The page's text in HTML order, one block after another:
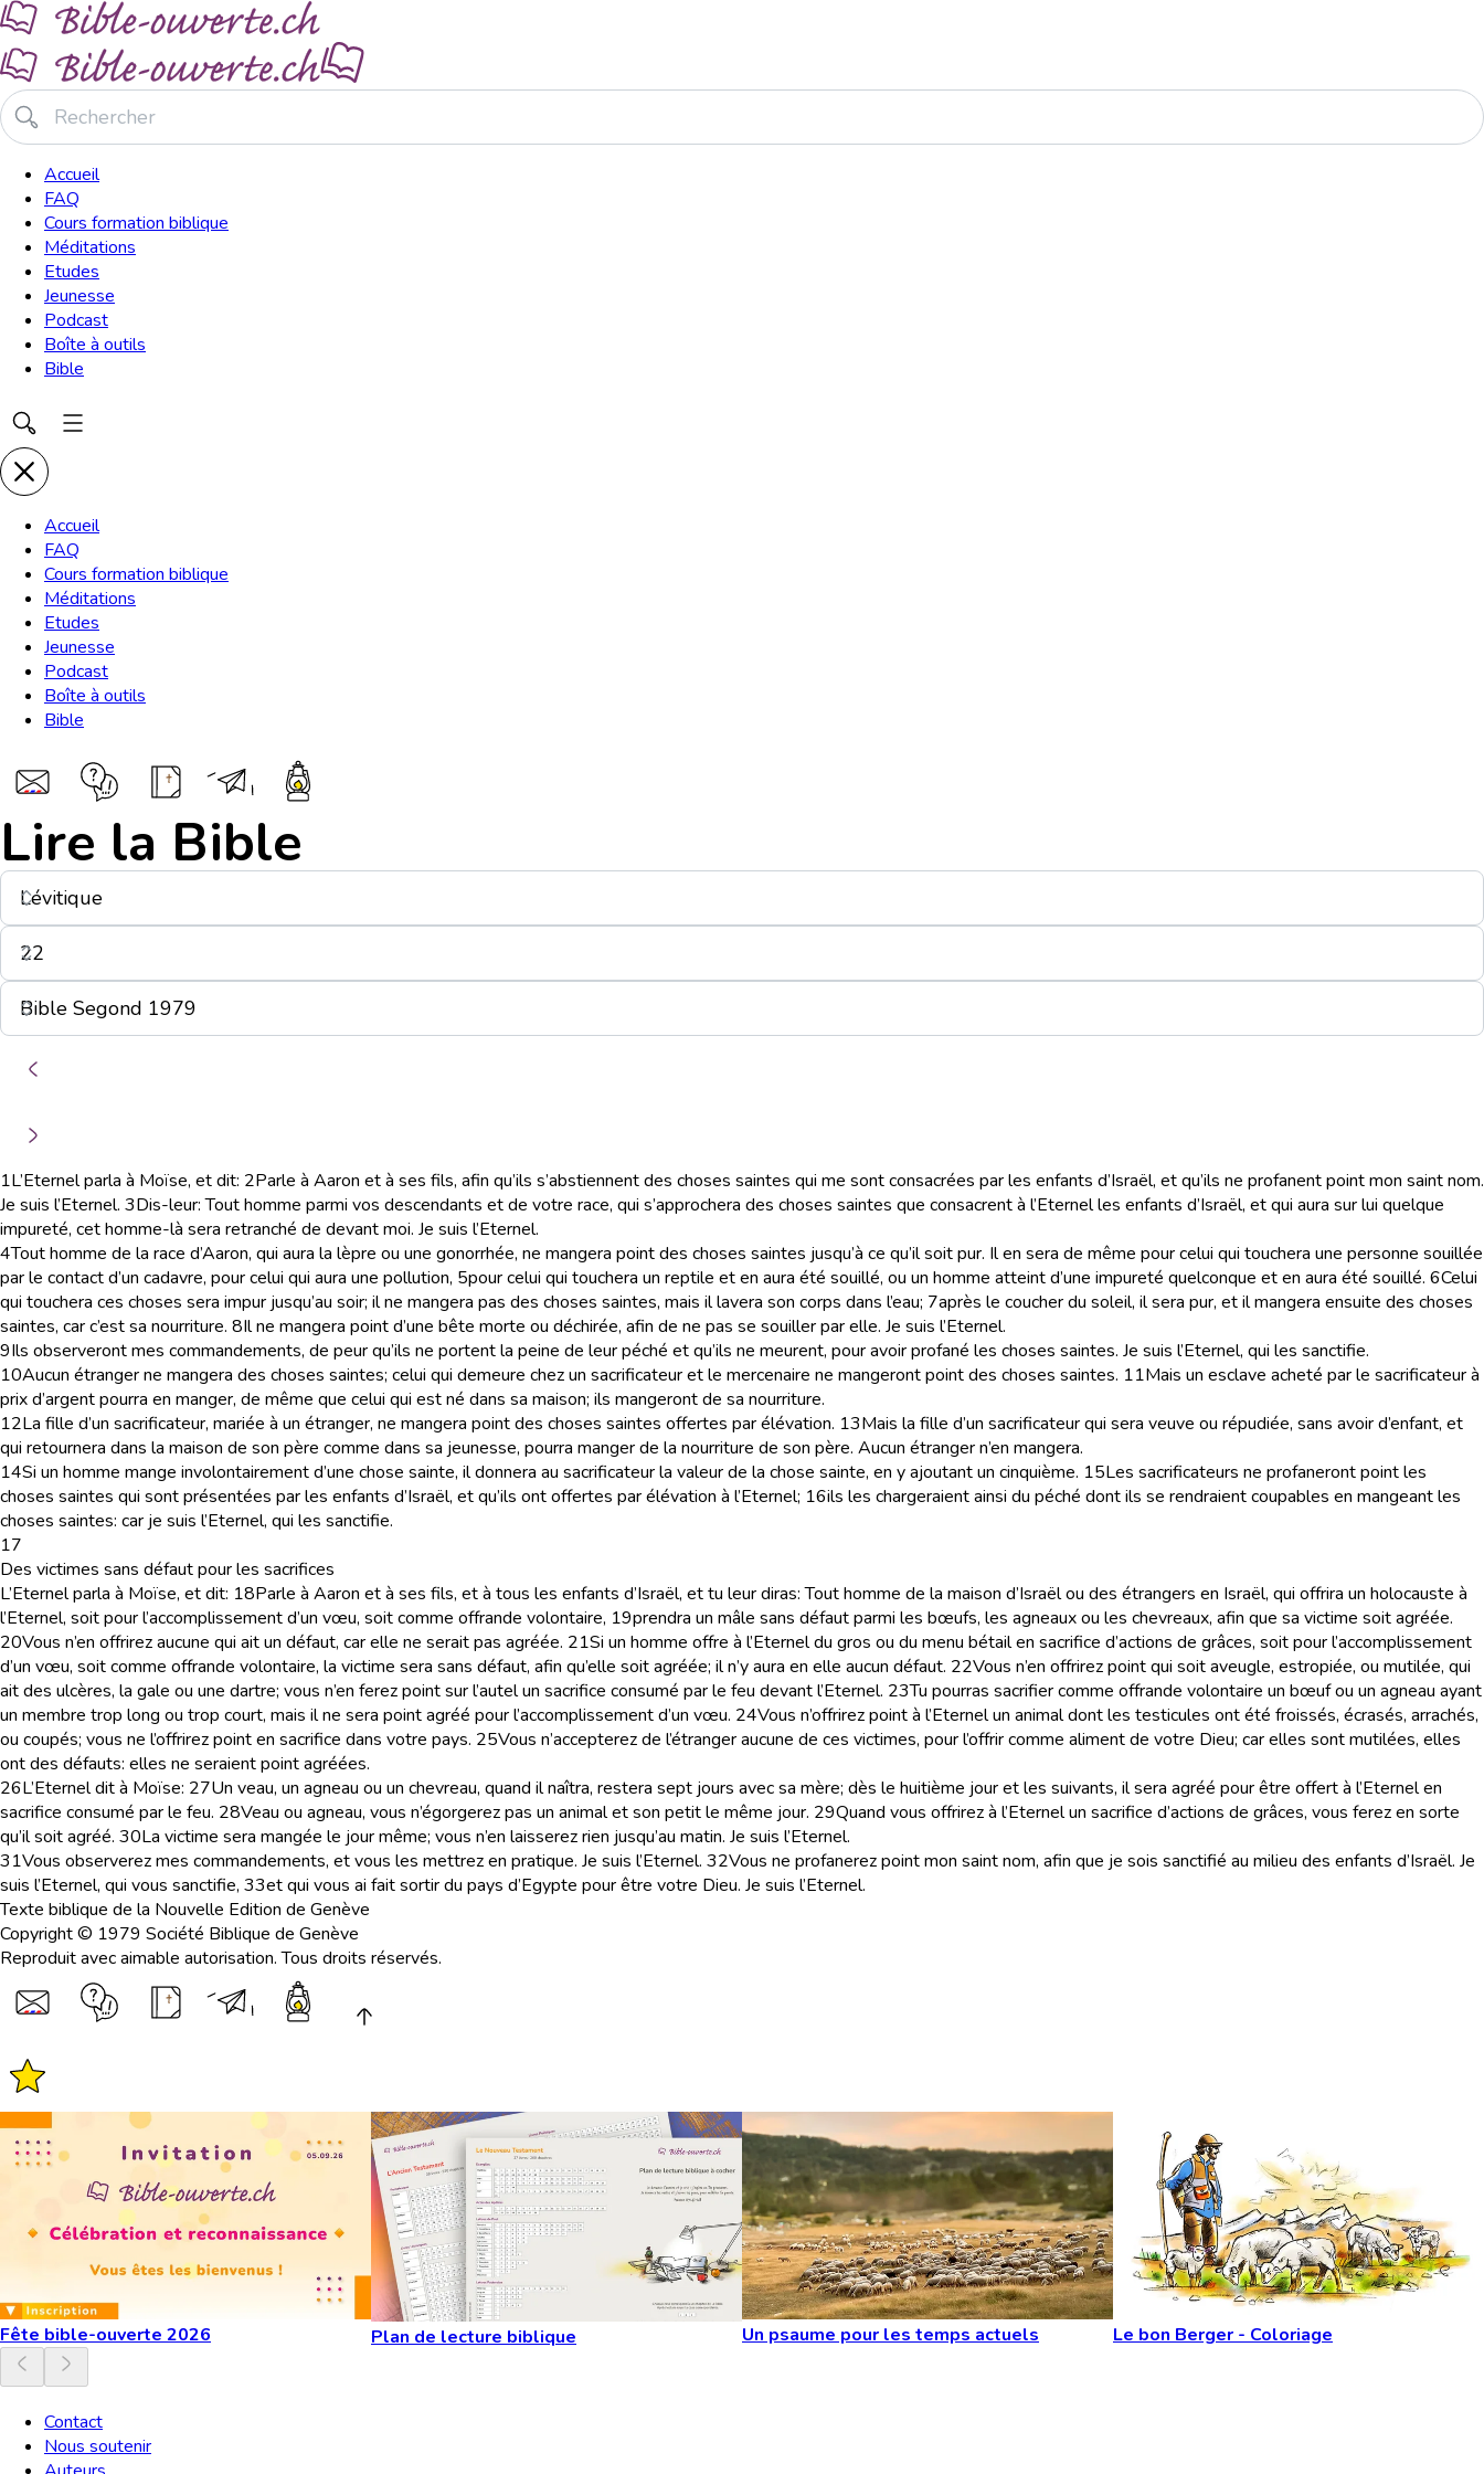
Accueil
FAQ
Cours formation biblique
Méditations
Etudes
Jeunesse
Podcast
Boîte à outils
Bible
Accueil
FAQ
Cours formation biblique
Méditations
Etudes
Jeunesse
Podcast
Boîte à outils
Bible
Lire la Bible
1L’Eternel parla à Moïse, et dit: 2Parle à Aaron et à ses fils, afin qu’ils s’abstiennent des choses saintes qui me sont consacrées par les enfants d’Israël, et qu’ils ne profanent point mon saint nom.
Je suis l’Eternel. 3Dis-leur: Tout homme parmi vos descendants et de votre race, qui s’approchera des choses saintes que consacrent à l’Eternel les enfants d’Israël, et qui aura sur lui quelque
impureté, cet homme-là sera retranché de devant moi. Je suis l’Eternel.
4Tout homme de la race d’Aaron, qui aura la lèpre ou une gonorrhée, ne mangera point des choses saintes jusqu’à ce qu’il soit pur. Il en sera de même pour celui qui touchera une personne souillée
par le contact d’un cadavre, pour celui qui aura une pollution, 5pour celui qui touchera un reptile et en aura été souillé, ou un homme atteint d’une impureté quelconque et en aura été souillé. 6Celui
qui touchera ces choses sera impur jusqu’au soir; il ne mangera pas des choses saintes, mais il lavera son corps dans l’eau; 7après le coucher du soleil, il sera pur, et il mangera ensuite des choses
saintes, car c’est sa nourriture. 8Il ne mangera point d’une bête morte ou déchirée, afin de ne pas se souiller par elle. Je suis l’Eternel.
9Ils observeront mes commandements, de peur qu’ils ne portent la peine de leur péché et qu’ils ne meurent, pour avoir profané les choses saintes. Je suis l’Eternel, qui les sanctifie.
10Aucun étranger ne mangera des choses saintes; celui qui demeure chez un sacrificateur et le mercenaire ne mangeront point des choses saintes. 11Mais un esclave acheté par le sacrificateur à
prix d’argent pourra en manger, de même que celui qui est né dans sa maison; ils mangeront de sa nourriture.
12La fille d’un sacrificateur, mariée à un étranger, ne mangera point des choses saintes offertes par élévation. 13Mais la fille d’un sacrificateur qui sera veuve ou répudiée, sans avoir d’enfant, et
qui retournera dans la maison de son père comme dans sa jeunesse, pourra manger de la nourriture de son père. Aucun étranger n’en mangera.
14Si un homme mange involontairement d’une chose sainte, il donnera au sacrificateur la valeur de la chose sainte, en y ajoutant un cinquième. 15Les sacrificateurs ne profaneront point les
choses saintes qui sont présentées par les enfants d’Israël, et qu’ils ont offertes par élévation à l’Eternel; 16ils les chargeraient ainsi du péché dont ils se rendraient coupables en mangeant les
choses saintes: car je suis l’Eternel, qui les sanctifie.
17
Des victimes sans défaut pour les sacrifices
L’Eternel parla à Moïse, et dit: 18Parle à Aaron et à ses fils, et à tous les enfants d’Israël, et tu leur diras: Tout homme de la maison d’Israël ou des étrangers en Israël, qui offrira un holocauste à
l’Eternel, soit pour l’accomplissement d’un vœu, soit comme offrande volontaire, 19prendra un mâle sans défaut parmi les bœufs, les agneaux ou les chevreaux, afin que sa victime soit agréée.
20Vous n’en offrirez aucune qui ait un défaut, car elle ne serait pas agréée. 21Si un homme offre à l’Eternel du gros ou du menu bétail en sacrifice d’actions de grâces, soit pour l’accomplissement
d’un vœu, soit comme offrande volontaire, la victime sera sans défaut, afin qu’elle soit agréée; il n’y aura en elle aucun défaut. 22Vous n’en offrirez point qui soit aveugle, estropiée, ou mutilée, qui
ait des ulcères, la gale ou une dartre; vous n’en ferez point sur l’autel un sacrifice consumé par le feu devant l’Eternel. 23Tu pourras sacrifier comme offrande volontaire un bœuf ou un agneau ayant
un membre trop long ou trop court, mais il ne sera point agréé pour l’accomplissement d’un vœu. 24Vous n’offrirez point à l’Eternel un animal dont les testicules ont été froissés, écrasés, arrachés,
ou coupés; vous ne l’offrirez point en sacrifice dans votre pays. 25Vous n’accepterez de l’étranger aucune de ces victimes, pour l’offrir comme aliment de votre Dieu; car elles sont mutilées, elles
ont des défauts: elles ne seraient point agréées.
26L’Eternel dit à Moïse: 27Un veau, un agneau ou un chevreau, quand il naîtra, restera sept jours avec sa mère; dès le huitième jour et les suivants, il sera agréé pour être offert à l’Eternel en
sacrifice consumé par le feu. 28Veau ou agneau, vous n’égorgerez pas un animal et son petit le même jour. 29Quand vous offrirez à l’Eternel un sacrifice d’actions de grâces, vous ferez en sorte
qu’il soit agréé. 30La victime sera mangée le jour même; vous n’en laisserez rien jusqu’au matin. Je suis l’Eternel.
31Vous observerez mes commandements, et vous les mettrez en pratique. Je suis l’Eternel. 32Vous ne profanerez point mon saint nom, afin que je sois sanctifié au milieu des enfants d’Israël. Je
suis l’Eternel, qui vous sanctifie, 33et qui vous ai fait sortir du pays d’Egypte pour être votre Dieu. Je suis l’Eternel.
Texte biblique de la Nouvelle Edition de Genève
Copyright © 1979 Société Biblique de Genève
Reproduit avec aimable autorisation. Tous droits réservés.
Fête bible-ouverte 2026 Plan de lecture biblique Un psaume pour les temps actuels Le bon Berger - Coloriage
Contact
Nous soutenir